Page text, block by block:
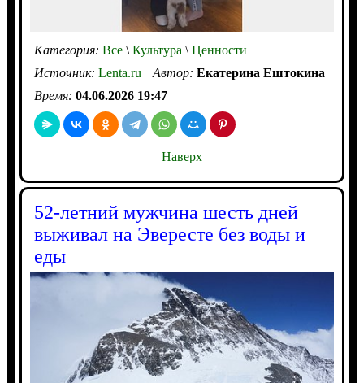
Категория: Все\Культура \Ценности
Источник: Lenta.ru Автор: Екатерина Ештокина
Время: 04.06.2026 19:47
Наверх
52-летний мужчина шесть дней
выживал на Эвересте без воды и
еды